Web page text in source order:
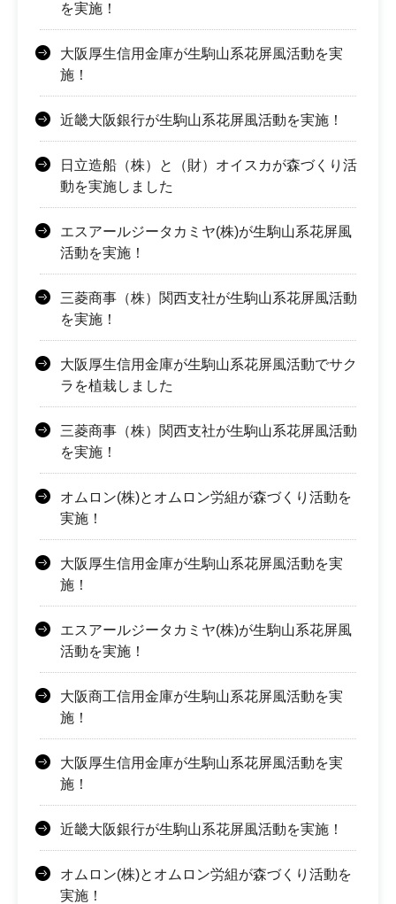
を実施！
大阪厚生信用金庫が生駒山系花屏風活動を実
施！
近畿大阪銀行が生駒山系花屏風活動を実施！
日立造船（株）と（財）オイスカが森づくり活
動を実施しました
エスアールジータカミヤ(株)が生駒山系花屏風
活動を実施！
三菱商事（株）関西支社が生駒山系花屏風活動
を実施！
大阪厚生信用金庫が生駒山系花屏風活動でサク
ラを植栽しました
三菱商事（株）関西支社が生駒山系花屏風活動
を実施！
オムロン(株)とオムロン労組が森づくり活動を
実施！
大阪厚生信用金庫が生駒山系花屏風活動を実
施！
エスアールジータカミヤ(株)が生駒山系花屏風
活動を実施！
大阪商工信用金庫が生駒山系花屏風活動を実
施！
大阪厚生信用金庫が生駒山系花屏風活動を実
施！
近畿大阪銀行が生駒山系花屏風活動を実施！
オムロン(株)とオムロン労組が森づくり活動を
実施！